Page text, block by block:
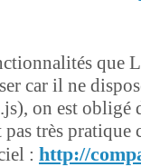
que
car il ne
on est obligé
très pratique
: http://